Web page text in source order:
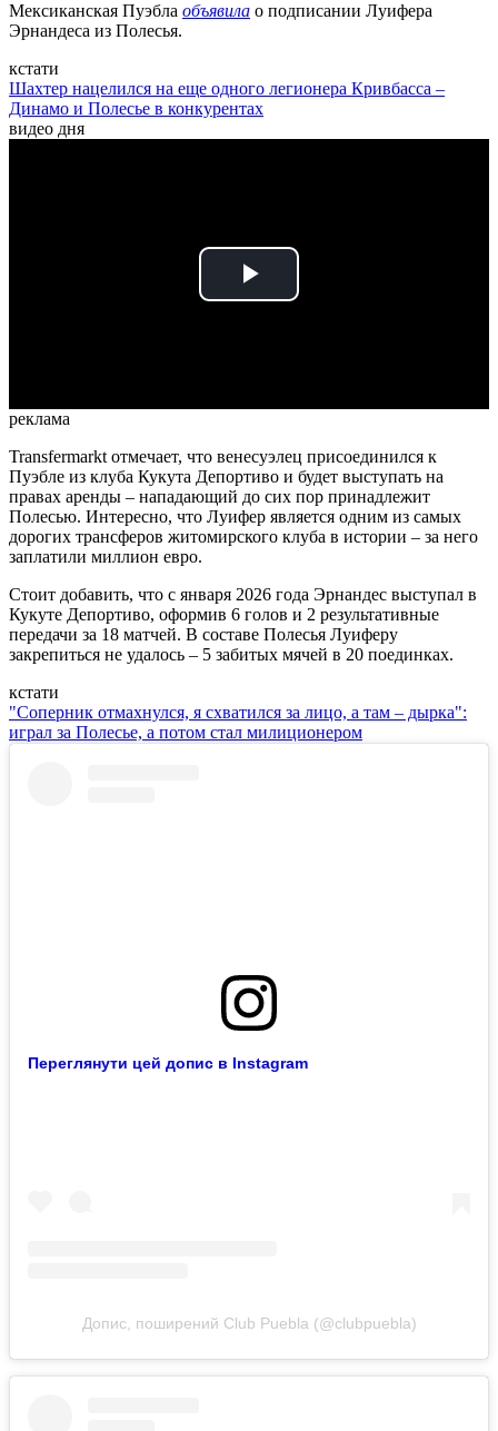
Мексиканская Пуэбла объявила о подписании Луифера
Эрнандеса из Полесья.
кстати
Шахтер нацелился на еще одного легионера Кривбасса –
Динамо и Полесье в конкурентах
видео дня
Play
реклама
Transfermarkt отмечает, что венесуэлец присоединился к
Пуэбле из клуба Кукута Депортиво и будет выступать на
правах аренды – нападающий до сих пор принадлежит
Полесью. Интересно, что Луифер является одним из самых
дорогих трансферов житомирского клуба в истории – за него
заплатили миллион евро.
Стоит добавить, что с января 2026 года Эрнандес выступал в
Кукуте Депортиво, оформив 6 голов и 2 результативные
передачи за 18 матчей. В составе Полесья Луиферу
закрепиться не удалось – 5 забитых мячей в 20 поединках.
кстати
"Соперник отмахнулся, я схватился за лицо, а там – дырка":
играл за Полесье, а потом стал милиционером
Переглянути цей допис в Instagram
Допис, поширений Club Puebla (@clubpuebla)